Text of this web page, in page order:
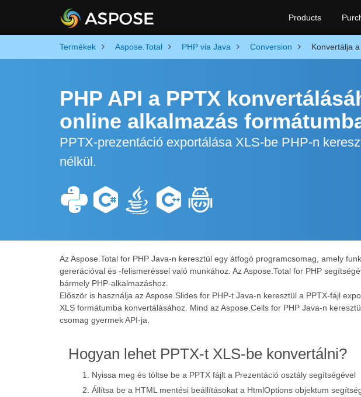
Products
Termékek Aspose.Total PHP via Java Conversion Konvertálja
PHP API a PPTX
online alkalmazás
PPTX-prezentáció exportálása XLS-be PHP-n
nélkül.
Az Aspose.Total for PHP Java-n keresztül egy átfogó programcsomag, amely
gererációval és -felismeréssel való munkához. Az Aspose.Total for PHP
bármely PHP-alkalmazáshoz.
Először is használja az Aspose.Slides for PHP-t Java-n keresztül a PPTX-fájl
XLS formátumba konvertálásához. Mind az Aspose.Cells for PHP Java-n
csomag gyermek API-ja.
Hogyan lehet PPTX-t XLS-be konvertálni?
Nyissa meg és töltse be a PPTX fájlt a Prezentáció osztály segítségével
Állítsa be a HTML mentési beállításokat a HtmlOptions objektum